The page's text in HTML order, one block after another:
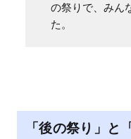
の祭りで、みん
た。
「後の祭り」と